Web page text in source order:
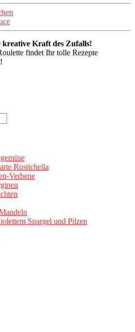
Kraft des Zufalls!
findet Ihr tolle Rezepte
Rustichella
Verbene
Spargel und Pilzen